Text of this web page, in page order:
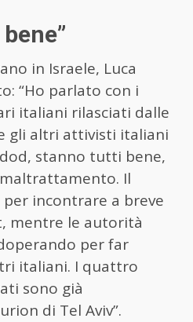
in Israele, Luca
“Ho parlato con i
italiani rilasciati dalle
gli altri attivisti italiani
stanno tutti bene,
Il
incontrare a breve
mentre le autorità
per far
italiani. I quattro
sono già
di Tel Aviv”.